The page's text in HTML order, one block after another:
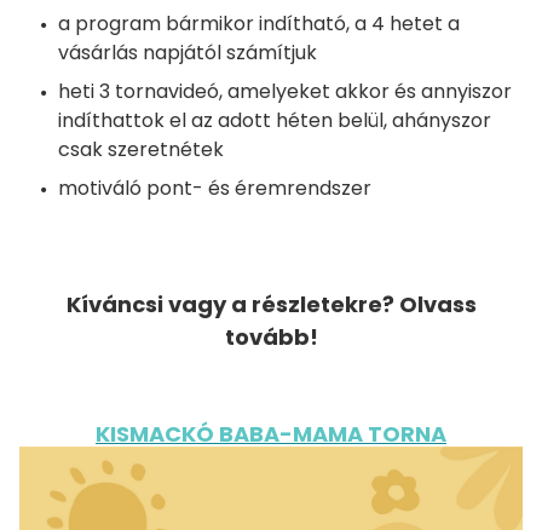
a program bármikor indítható, a 4 hetet a
vásárlás napjától számítjuk
heti 3 tornavideó, amelyeket akkor és annyiszor
indíthattok el az adott héten belül, ahányszor
csak szeretnétek
motiváló pont- és éremrendszer
Kíváncsi vagy a részletekre? Olvass
tovább!
KISMACKÓ BABA-MAMA TORNA